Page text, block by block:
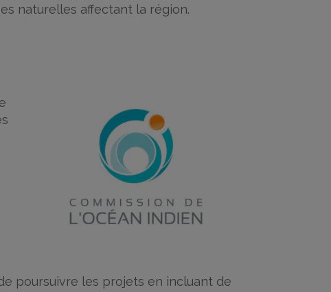
naturelles affectant la région.
poursuivre les projets en incluant de